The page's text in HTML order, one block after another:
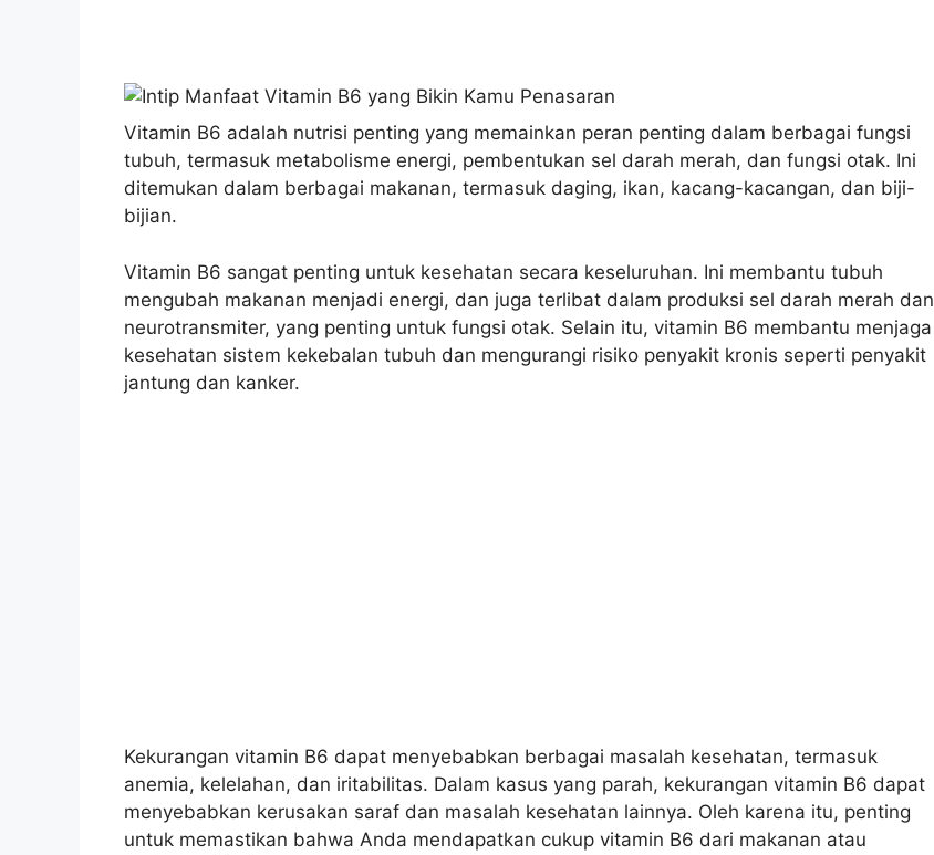
Vitamin B6 adalah nutrisi penting yang memainkan peran penting dalam berbagai fungsi
tubuh, termasuk metabolisme energi, pembentukan sel darah merah, dan fungsi otak. Ini
ditemukan dalam berbagai makanan, termasuk daging, ikan, kacang-kacangan, dan biji-
bijian.
Vitamin B6 sangat penting untuk kesehatan secara keseluruhan. Ini membantu tubuh
mengubah makanan menjadi energi, dan juga terlibat dalam produksi sel darah merah dan
neurotransmiter, yang penting untuk fungsi otak. Selain itu, vitamin B6 membantu menjaga
kesehatan sistem kekebalan tubuh dan mengurangi risiko penyakit kronis seperti penyakit
jantung dan kanker.
Kekurangan vitamin B6 dapat menyebabkan berbagai masalah kesehatan, termasuk
anemia, kelelahan, dan iritabilitas. Dalam kasus yang parah, kekurangan vitamin B6 dapat
menyebabkan kerusakan saraf dan masalah kesehatan lainnya. Oleh karena itu, penting
untuk memastikan bahwa Anda mendapatkan cukup vitamin B6 dari makanan atau